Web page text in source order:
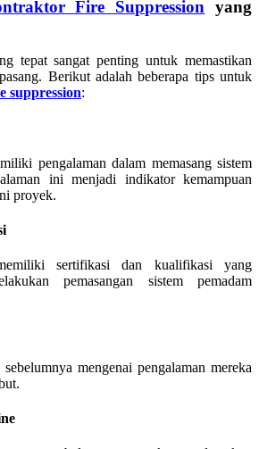
Fire Suppression yang
tepat sangat penting untuk memastikan
Berikut adalah beberapa tips untuk
suppression:
pengalaman dalam memasang sistem
ini menjadi indikator kemampuan
proyek.
sertifikasi dan kualifikasi yang
pemasangan sistem pemadam
mengenai pengalaman mereka